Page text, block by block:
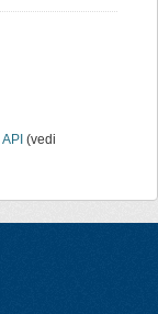
API (vedi